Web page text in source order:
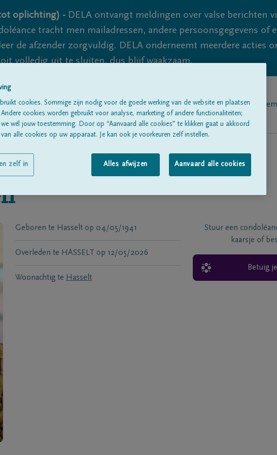
oplichting) - DELA ontvangt meldingen over valse berichten
tracht men mailadressen, andere persoonsgegevens of
de afzender zorgvuldig. DELA onderneemt meerdere acties
volledig uit te sluiten, dus blijf waakzaam.
Alle rouwberichtenOver ons
Geboren te Hasselt op 04/05/1941
Overleden te HASSELT op 12/05/2026
Woonachtig te Hasselt
Stuur een
kaarsje of
Betuig
cookies. Sommige zijn nodig voor de goede werking van de website en plaatsen
cookies worden gebruikt voor analyse, marketing of andere functionaliteiten;
wél jouw toestemming. Door op “Aanvaard alle cookies” te klikken gaat u akkoord
alle cookies op uw apparaat. Je kan ook je voorkeuren zelf instellen.
Alles afwijzen Aanvaard alle cookies
zelf in